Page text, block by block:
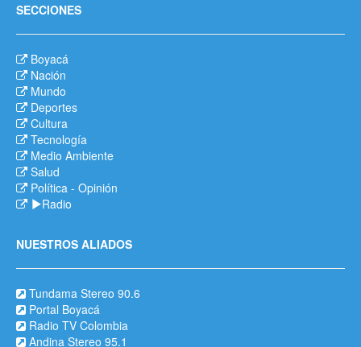
SECCIONES
Boyacá
Nación
Mundo
Deportes
Cultura
Tecnología
Medio Ambiente
Salud
Política - Opinión
Radio
NUESTROS ALIADOS
Tundama Stereo 90.6
Portal Boyacá
Radio TV Colombia
Andina Stereo 95.1